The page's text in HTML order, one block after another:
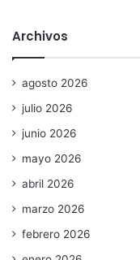
Archivos
agosto 2026
julio 2026
junio 2026
mayo 2026
abril 2026
marzo 2026
febrero 2026